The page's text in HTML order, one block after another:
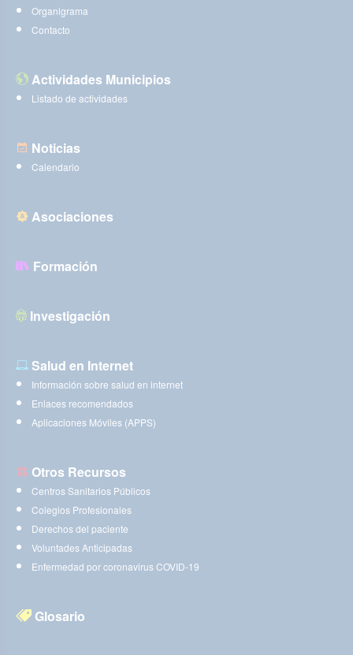
Organigrama
Contacto
Actividades Municipios
Listado de actividades
Noticias
Calendario
Asociaciones
Formación
Investigación
Salud en Internet
Información sobre salud en internet
Enlaces recomendados
Aplicaciones Móviles (APPS)
Otros Recursos
Centros Sanitarios Públicos
Colegios Profesionales
Derechos del paciente
Voluntades Anticipadas
Enfermedad por coronavirus COVID-19
Glosario